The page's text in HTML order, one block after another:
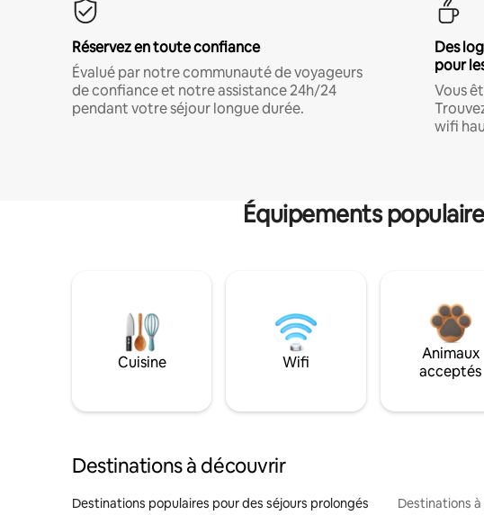
Réservez en toute confiance
Évalué par notre communauté de voyageurs
de confiance et notre assistance 24h/24
pendant votre séjour longue durée.
Des
pour
Vous
wifi
Équipements
Cuisine Wifi
Animaux
acceptés
Destinations à découvrir
Destinations populaires pour des séjours prolongés Destinations